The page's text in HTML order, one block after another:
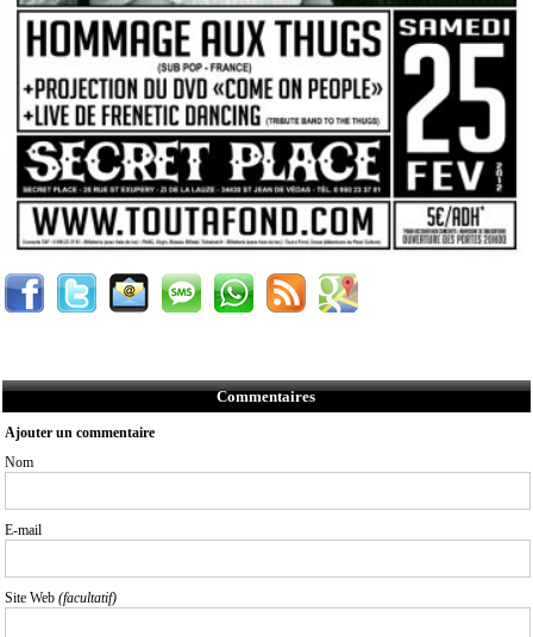
Commentaires
Ajouter un commentaire
Nom
E-mail
Site Web (facultatif)